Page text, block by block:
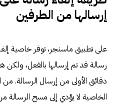
إرسالها من الطرفين
على تطبيق ماسنجر، توفر خاصية
دقائق الأولى من إرسال الرسالة.
الخاصية لا يؤدي إلى مسح الرسالة